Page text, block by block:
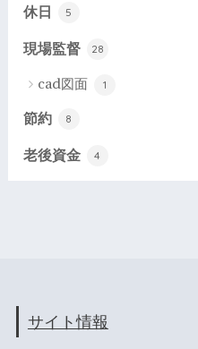
休日 5
現場監督 28
cad図面 1
節約 8
老後資金 4
サイト情報